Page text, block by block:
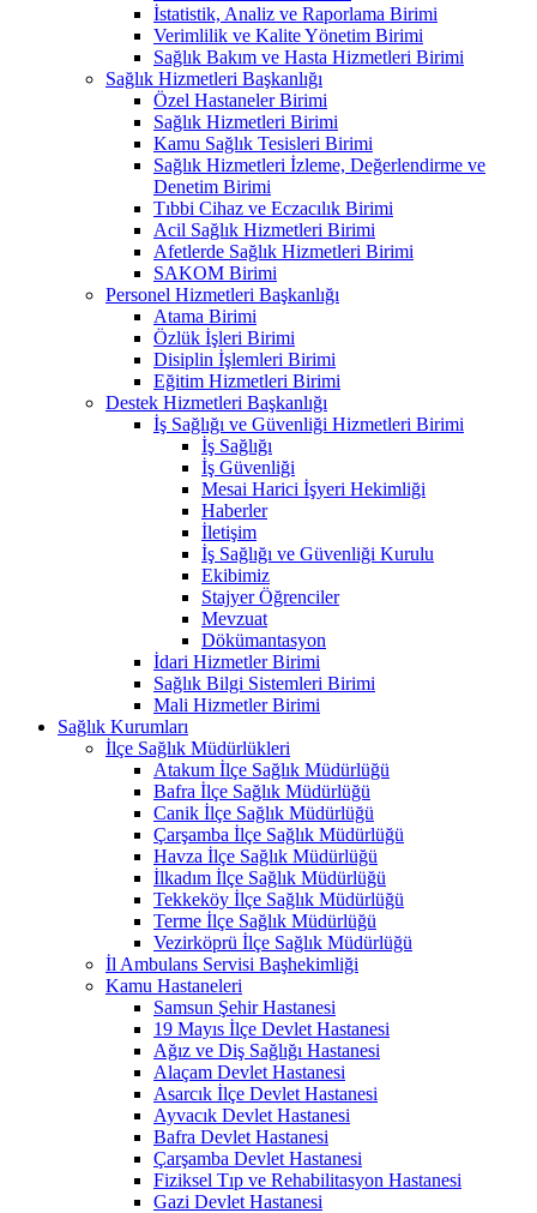
İstatistik, Analiz ve Raporlama Birimi
Verimlilik ve Kalite Yönetim Birimi
Sağlık Bakım ve Hasta Hizmetleri Birimi
Sağlık Hizmetleri Başkanlığı
Özel Hastaneler Birimi
Sağlık Hizmetleri Birimi
Kamu Sağlık Tesisleri Birimi
Sağlık Hizmetleri İzleme, Değerlendirme ve
Denetim Birimi
Tıbbi Cihaz ve Eczacılık Birimi
Acil Sağlık Hizmetleri Birimi
Afetlerde Sağlık Hizmetleri Birimi
SAKOM Birimi
Personel Hizmetleri Başkanlığı
Atama Birimi
Özlük İşleri Birimi
Disiplin İşlemleri Birimi
Eğitim Hizmetleri Birimi
Destek Hizmetleri Başkanlığı
İş Sağlığı ve Güvenliği Hizmetleri Birimi
İş Sağlığı
İş Güvenliği
Mesai Harici İşyeri Hekimliği
Haberler
İletişim
İş Sağlığı ve Güvenliği Kurulu
Ekibimiz
Stajyer Öğrenciler
Mevzuat
Dökümantasyon
İdari Hizmetler Birimi
Sağlık Bilgi Sistemleri Birimi
Mali Hizmetler Birimi
Sağlık Kurumları
İlçe Sağlık Müdürlükleri
Atakum İlçe Sağlık Müdürlüğü
Bafra İlçe Sağlık Müdürlüğü
Canik İlçe Sağlık Müdürlüğü
Çarşamba İlçe Sağlık Müdürlüğü
Havza İlçe Sağlık Müdürlüğü
İlkadım İlçe Sağlık Müdürlüğü
Tekkeköy İlçe Sağlık Müdürlüğü
Terme İlçe Sağlık Müdürlüğü
Vezirköprü İlçe Sağlık Müdürlüğü
İl Ambulans Servisi Başhekimliği
Kamu Hastaneleri
Samsun Şehir Hastanesi
19 Mayıs İlçe Devlet Hastanesi
Ağız ve Diş Sağlığı Hastanesi
Alaçam Devlet Hastanesi
Asarcık İlçe Devlet Hastanesi
Ayvacık Devlet Hastanesi
Bafra Devlet Hastanesi
Çarşamba Devlet Hastanesi
Fiziksel Tıp ve Rehabilitasyon Hastanesi
Gazi Devlet Hastanesi